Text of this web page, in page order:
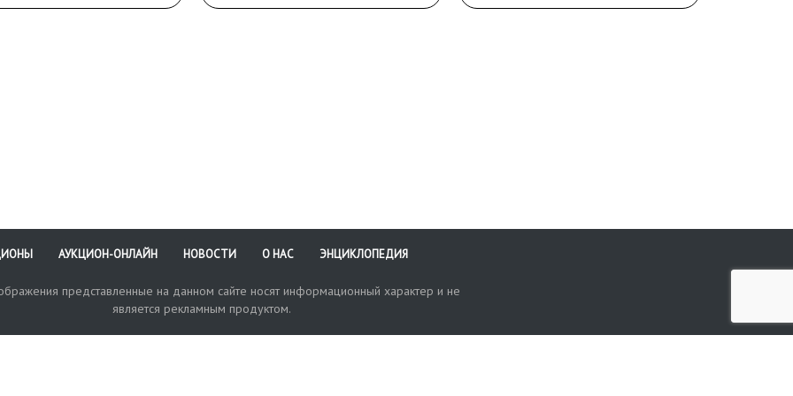
АУКЦИОН-ОНЛАЙН НОВОСТИ О НАС ЭНЦИКЛОПЕДИЯ
представленные на данном сайте носят информационный характер и не
является рекламным продуктом.